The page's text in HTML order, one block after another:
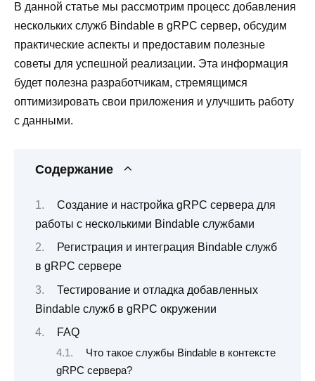
В данной статье мы рассмотрим процесс добавления
нескольких служб Bindable в gRPC сервер, обсудим
практические аспекты и предоставим полезные
советы для успешной реализации. Эта информация
будет полезна разработчикам, стремящимся
оптимизировать свои приложения и улучшить работу
с данными.
Содержание
Создание и настройка gRPC сервера для
работы с несколькими Bindable службами
Регистрация и интеграция Bindable служб
в gRPC сервере
Тестирование и отладка добавленных
Bindable служб в gRPC окружении
FAQ
Что такое службы Bindable в контексте
gRPC сервера?